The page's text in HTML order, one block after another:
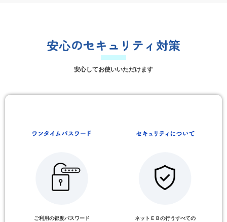
安心のセキュリティ対策
安心してお使いいただけます
ご利用の都度パスワード
ネットＥＢの行うすべての